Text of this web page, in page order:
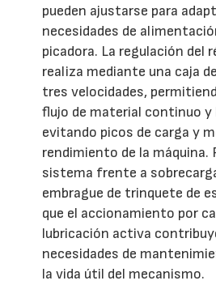
pueden ajustarse para
necesidades de
picadora. La regulación del
realiza mediante una caja
tres velocidades,
flujo de material continuo y
evitando picos de carga y
rendimiento de la máquina.
sistema frente a
embrague de trinquete de
que el accionamiento por
lubricación activa
necesidades de
la vida útil del mecanismo.